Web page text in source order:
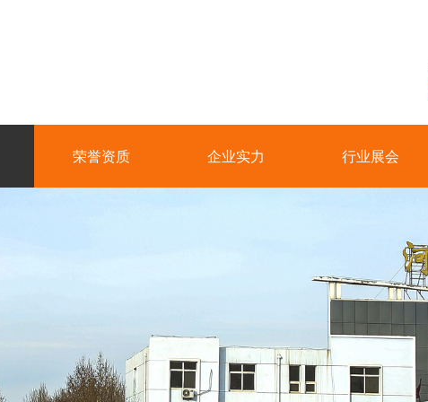
荣誉资质 企业实力 行业展会